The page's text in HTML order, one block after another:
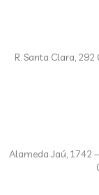
R. Santa Clara,
Alameda Jaú, 1742